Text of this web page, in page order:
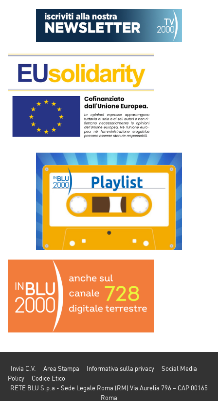
Invia C.V. Area Stampa Informativa sulla privacy
Social Media
Policy
Codice Etico
RETE BLU S.p.a - Sede Legale Roma (RM) Via Aurelia 796 – CAP 00165
Roma